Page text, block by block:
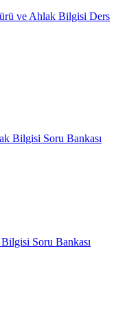
ve Ahlak Bilgisi Ders
Soru Bankası